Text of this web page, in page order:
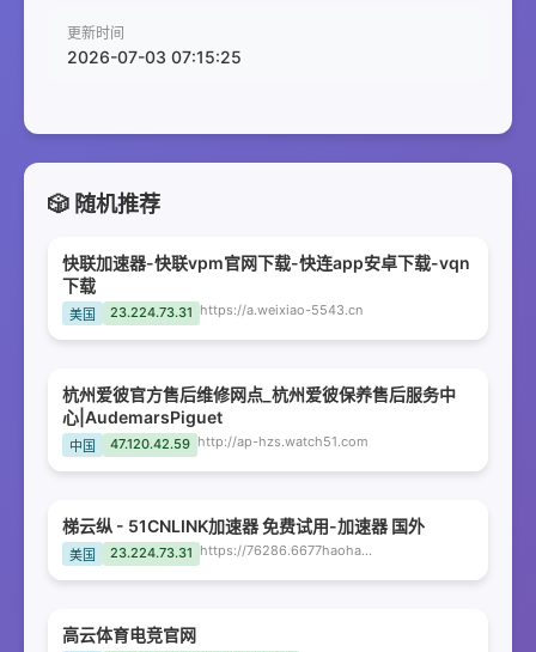
更新时间
2026-07-03 07:15:25
🎲 随机推荐
快联加速器-快联vpm官网下载-快连app安卓下载-vqn
下载
美国 23.224.73.31 https://a.weixiao-5543.cn
杭州爱彼官方售后维修网点_杭州爱彼保养售后服务中
心|AudemarsPiguet
中国 47.120.42.59 http://ap-hzs.watch51.com
梯云纵 - 51CNLINK加速器 免费试用-加速器 国外
美国 23.224.73.31 https://76286.6677haohaoting.cn
高云体育电竞官网